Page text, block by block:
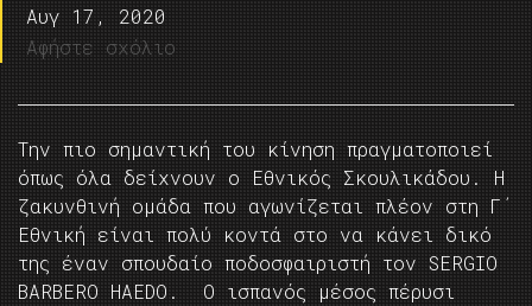
Αυγ 17, 2020
Αφήστε σχόλιο
Την πιο σημαντική του κίνηση πραγματοποιεί
όπως όλα δείχνουν ο Εθνικός Σκουλικάδου. Η
ζακυνθινή ομάδα που αγωνίζεται πλέον στη Γ΄
Εθνική είναι πολύ κοντά στο να κάνει δικό
της έναν σπουδαίο ποδοσφαιριστή τον SERGIO
BARBERO HAEDO. Ο ισπανός μέσος πέρυσι